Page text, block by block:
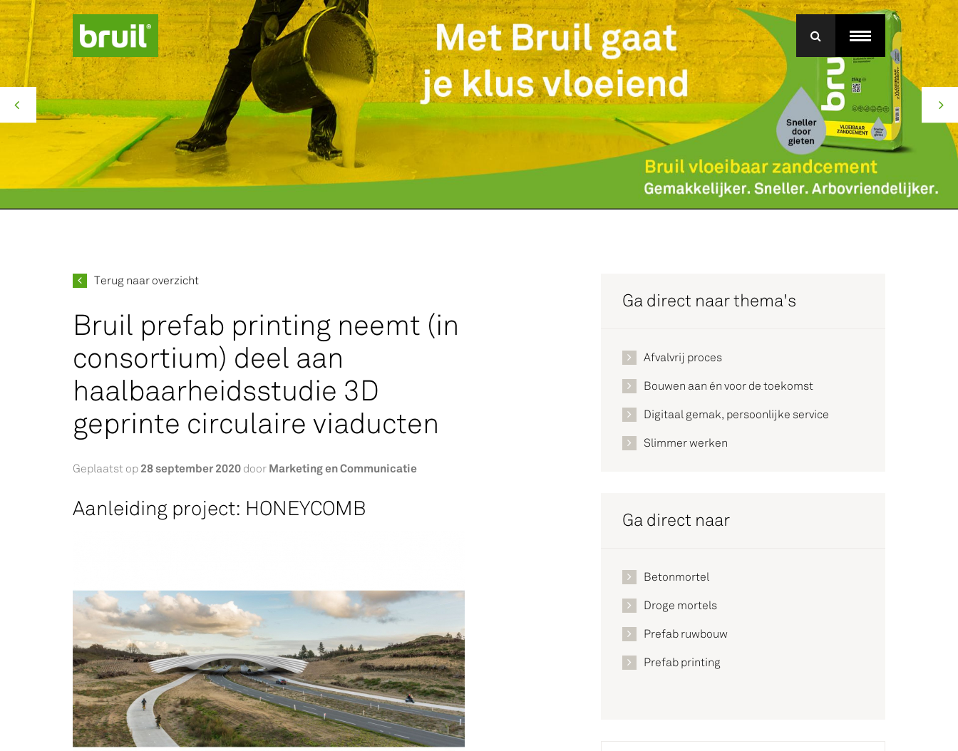
menu
Productgroepen
Contact
Over ons
Missie Groen
Service
Productgroep Betonmortel
Werken bij Bruil
Silo-service
Terug naar overzicht
Bruil prefab printing neemt (in
consortium) deel aan
haalbaarheidsstudie 3D
geprinte circulaire viaducten
Geplaatst op 28 september 2020 door Marketing en Communicatie
Aanleiding project: HONEYCOMB
Ga direct naar thema's
Afvalvrij proces
Bouwen aan én voor de toekomst
Digitaal gemak, persoonlijke service
Slimmer werken
Ga direct naar
Betonmortel
Droge mortels
Prefab ruwbouw
Prefab printing